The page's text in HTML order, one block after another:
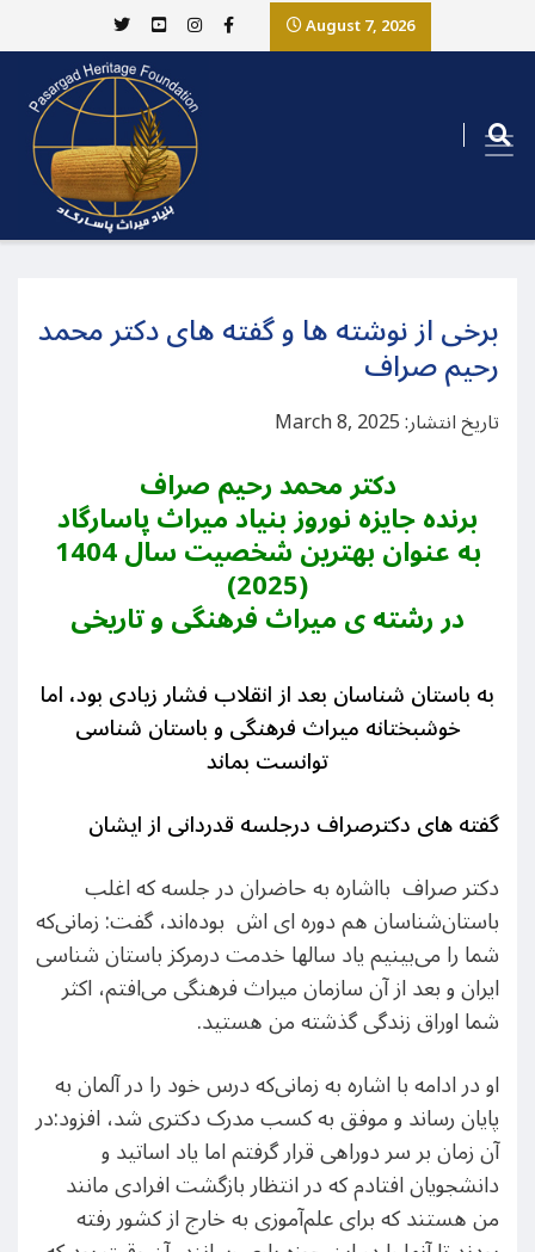
August 7, 2026
برخی از نوشته ها و گفته های دکتر محمد
رحیم صراف
تاریخ انتشار: March 8, 2025
دکتر محمد رحیم صراف
برنده جایزه نوروز بنیاد میراث پاسارگاد
به عنوان بهترین شخصیت سال 1404
(2025)
در رشته ی میراث فرهنگی و تاریخی
به باستان شناسان بعد از انقلاب فشار زیادی بود، اما
خوشبختانه میراث فرهنگی و باستان شناسی
توانست بماند
گفته های دکترصراف درجلسه قدردانی از ایشان
دکتر صراف بااشاره به حاضران در جلسه که اغلب
باستان‌شناسان هم دوره ای اش بوده‌اند، گفت: زمانی‌که
شما را می‌بینیم یاد سالها خدمت درمرکز باستان شناسی
ایران و بعد از آن سازمان میراث فرهنگی می‌افتم، اکثر
شما اوراق زندگی گذشته من هستید.
او در ادامه با اشاره به زمانی‌که درس خود را در آلمان به
پایان رساند و موفق به کسب مدرک دکتری شد، افزود:در
آن زمان بر سر دوراهی قرار گرفتم اما یاد اساتید و
دانشجویان افتادم که در انتظار بازگشت افرادی مانند
من هستند که برای علم‌آموزی به خارج از کشور رفته